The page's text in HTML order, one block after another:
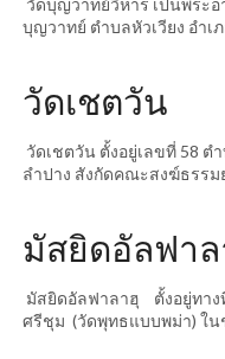
วัดบุญวาทย์วิหาร เป็นพระ
บุญวาทย์ ตำบลหัวเวียง อำเ
วัดเชตวัน
วัดเชตวัน ตั้งอยู่เลขที่ 58 ต
ลำปาง สังกัดคณะสงฆ์ธรรม
มัสยิดอัลฟาล
มัสยิดอัลฟาลาฮุ ตั้งอยู่ทา
ศรีชุม (วัดพุทธแบบพม่า) ใน